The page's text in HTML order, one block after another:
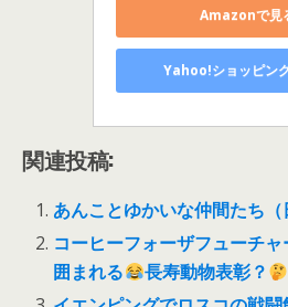
Amazonで見
Yahoo!ショッピン
関連投稿:
あんことゆかいな仲間たち
コーヒーフォーザフューチャ
囲まれる
長寿動物表彰？